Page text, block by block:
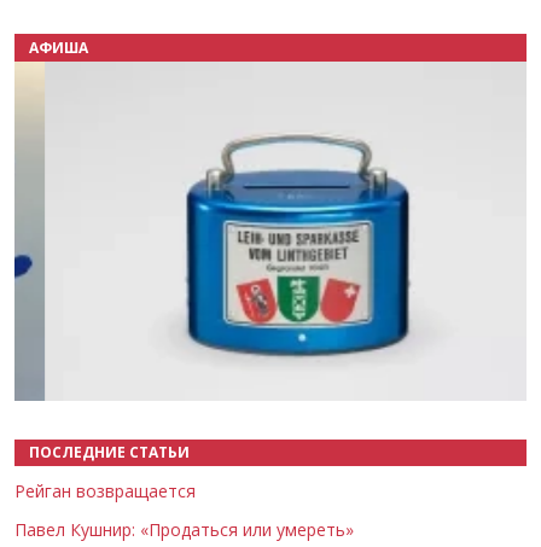
АФИША
ПОСЛЕДНИЕ СТАТЬИ
Рейган возвращается
Павел Кушнир: «Продаться или умереть»